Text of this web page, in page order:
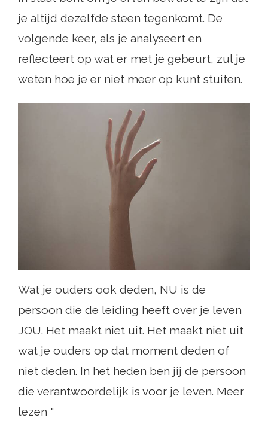
je altijd dezelfde steen tegenkomt. De
volgende keer, als je analyseert en
reflecteert op wat er met je gebeurt, zul je
weten hoe je er niet meer op kunt stuiten.
Wat je ouders ook deden, NU is de
persoon die de leiding heeft over je leven
JOU. Het maakt niet uit. Het maakt niet uit
wat je ouders op dat moment deden of
niet deden. In het heden ben jij de persoon
die verantwoordelijk is voor je leven. Meer
lezen "